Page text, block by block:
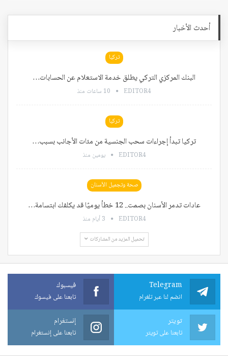
أحدث الأخبار
تركيا
البنك المركزي التركي يطلق خدمة الاستعلام عن الحسابات…
EDITOR4 10 ساعات منذ
تركيا
تركيا تبدأ إجراءات سحب الجنسية من مئات الأجانب بسبب…
EDITOR4 يومين منذ
صحة وتجميل الأسنان
عادات تدمر الأسنان بصمت.. 12 خطأ يوميًا قد يكلفك ابتسامة…
EDITOR4 3 أيام منذ
تحميل المزيد من المشاركات
Telegram
انضم لنا عبر تلغرام
فيسبوك
تابعنا على فيسوك
تويتر
تابعنا على تويتر
إنستغرام
تابعنا على إنستغرام